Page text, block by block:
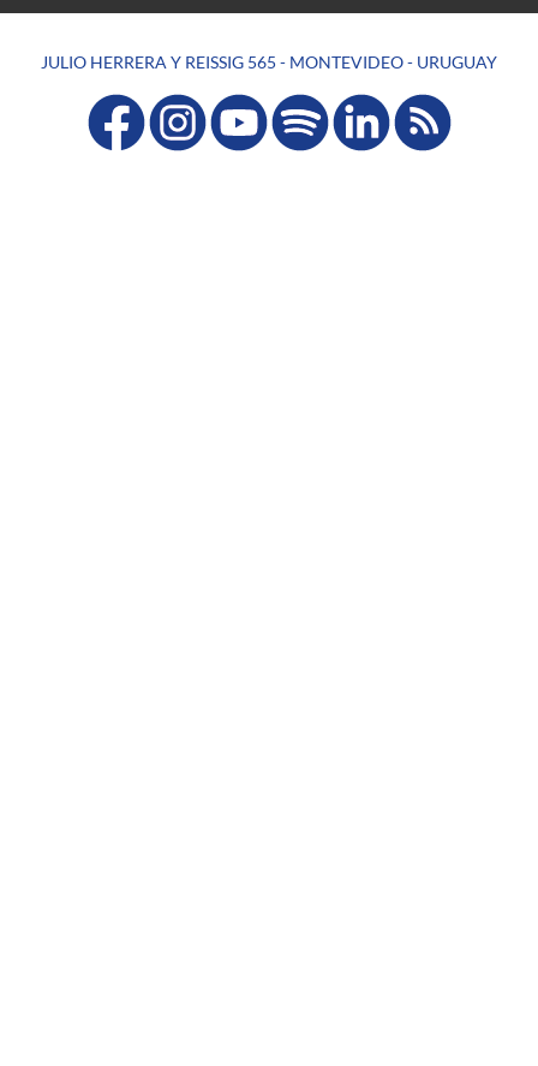
JULIO HERRERA Y REISSIG 565 - MONTEVIDEO - URUGUAY